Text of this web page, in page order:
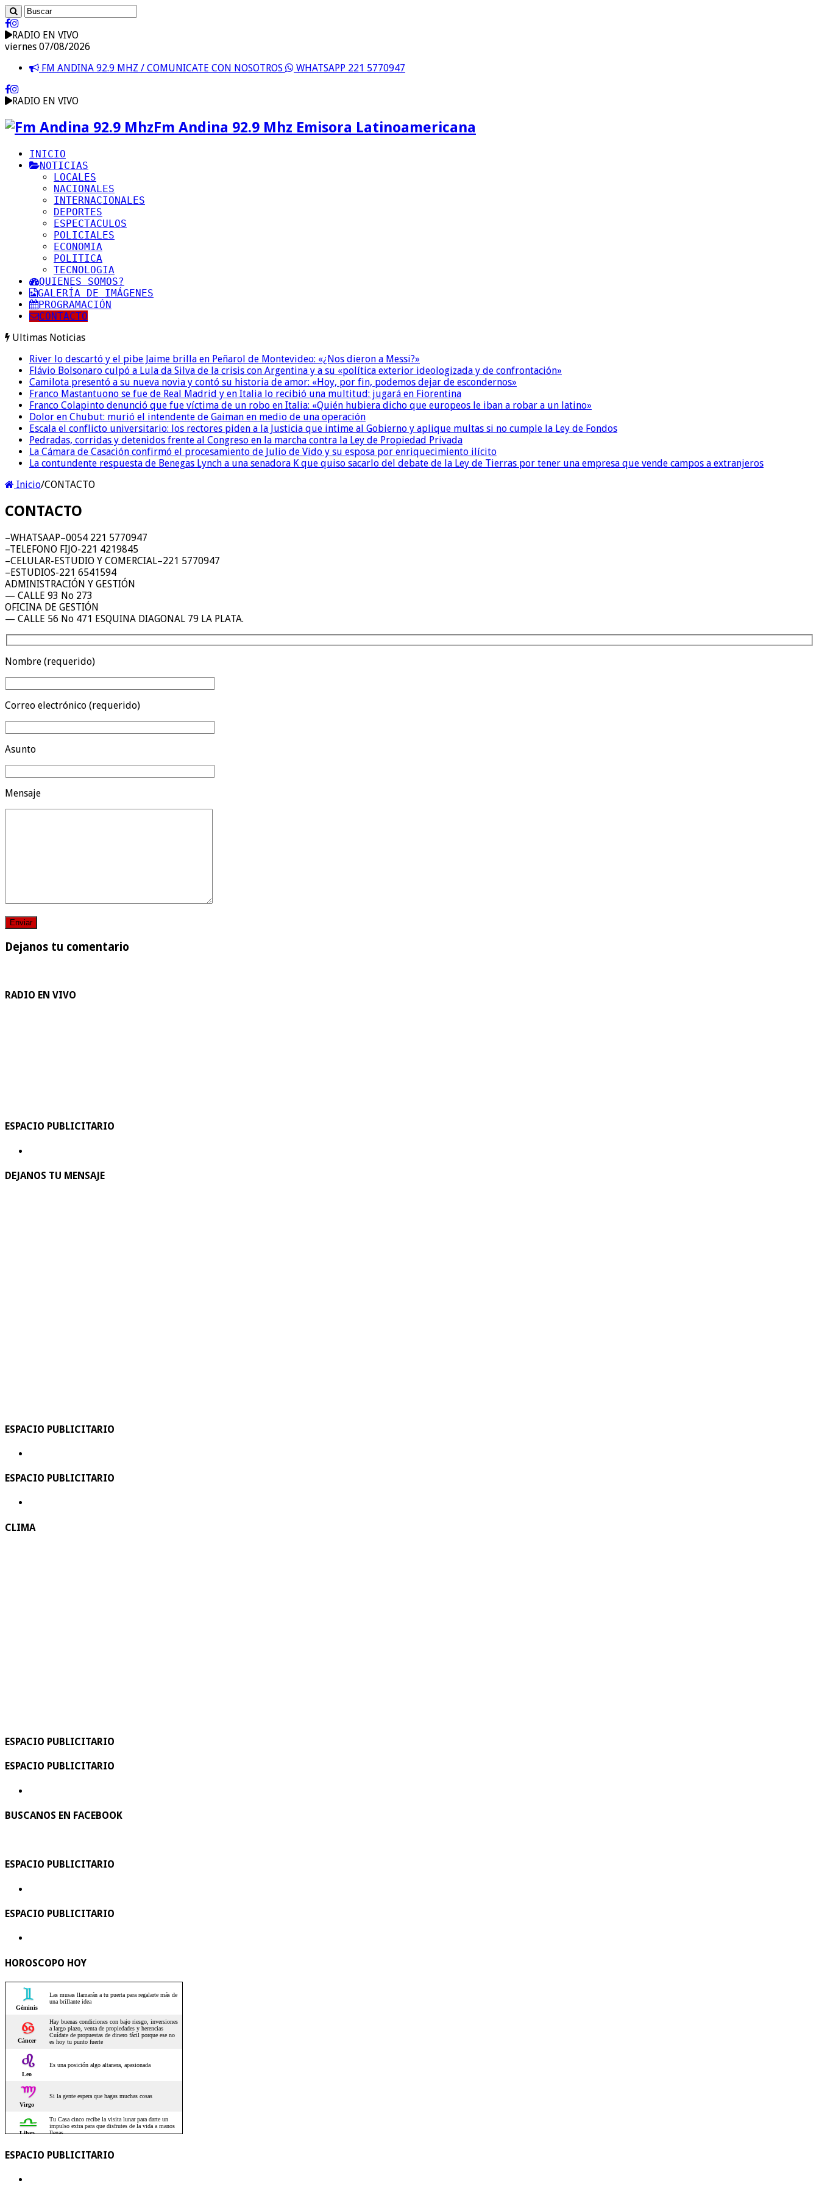
RADIO EN VIVO
viernes 07/08/2026
FM ANDINA 92.9 MHZ / COMUNICATE CON NOSOTROS
WHATSAPP 221 5770947
RADIO EN VIVO
Fm Andina 92.9 Mhz Emisora Latinoamericana
INICIO
NOTICIAS
LOCALES
NACIONALES
INTERNACIONALES
DEPORTES
ESPECTACULOS
POLICIALES
ECONOMIA
POLITICA
TECNOLOGIA
QUIENES SOMOS?
GALERÍA DE IMÁGENES
PROGRAMACIÓN
CONTACTO
Ultimas Noticias
River lo descartó y el pibe Jaime brilla en Peñarol de Montevideo: «¿Nos dieron a Messi?»
Flávio Bolsonaro culpó a Lula da Silva de la crisis con Argentina y a su «política exterior ideologizada y de confrontación»
Camilota presentó a su nueva novia y contó su historia de amor: «Hoy, por fin, podemos dejar de escondernos»
Franco Mastantuono se fue de Real Madrid y en Italia lo recibió una multitud: jugará en Fiorentina
Franco Colapinto denunció que fue víctima de un robo en Italia: «Quién hubiera dicho que europeos le iban a robar a un latino»
Dolor en Chubut: murió el intendente de Gaiman en medio de una operación
Escala el conflicto universitario: los rectores piden a la Justicia que intime al Gobierno y aplique multas si no cumple la Ley de Fondos
Pedradas, corridas y detenidos frente al Congreso en la marcha contra la Ley de Propiedad Privada
La Cámara de Casación confirmó el procesamiento de Julio de Vido y su esposa por enriquecimiento ilícito
La contundente respuesta de Benegas Lynch a una senadora K que quiso sacarlo del debate de la Ley de Tierras por tener una empresa que vende campos a extranjeros
Inicio/CONTACTO
CONTACTO
–WHATSAAP–0054 221 5770947
–TELEFONO FIJO-221 4219845
–CELULAR-ESTUDIO Y COMERCIAL–221 5770947
–ESTUDIOS-221 6541594
ADMINISTRACIÓN Y GESTIÓN
— CALLE 93 No 273
OFICINA DE GESTIÓN
— CALLE 56 No 471 ESQUINA DIAGONAL 79 LA PLATA.
Nombre (requerido)
Correo electrónico (requerido)
Asunto
Mensaje
Dejanos tu comentario
RADIO EN VIVO
ESPACIO PUBLICITARIO
DEJANOS TU MENSAJE
ESPACIO PUBLICITARIO
ESPACIO PUBLICITARIO
CLIMA
ESPACIO PUBLICITARIO
ESPACIO PUBLICITARIO
BUSCANOS EN FACEBOOK
ESPACIO PUBLICITARIO
ESPACIO PUBLICITARIO
HOROSCOPO HOY
ESPACIO PUBLICITARIO